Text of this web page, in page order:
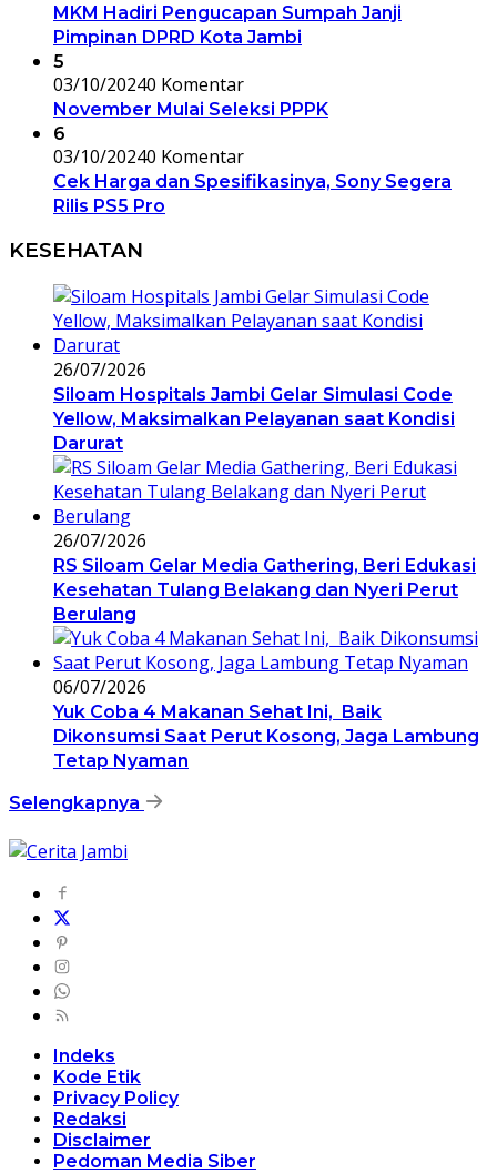
MKM Hadiri Pengucapan Sumpah Janji
Pimpinan DPRD Kota Jambi
5
03/10/20240 Komentar
November Mulai Seleksi PPPK
6
03/10/20240 Komentar
Cek Harga dan Spesifikasinya, Sony Segera
Rilis PS5 Pro
KESEHATAN
26/07/2026
Siloam Hospitals Jambi Gelar Simulasi Code
Yellow, Maksimalkan Pelayanan saat Kondisi
Darurat
26/07/2026
RS Siloam Gelar Media Gathering, Beri Edukasi
Kesehatan Tulang Belakang dan Nyeri Perut
Berulang
06/07/2026
Yuk Coba 4 Makanan Sehat Ini, Baik
Dikonsumsi Saat Perut Kosong, Jaga Lambung
Tetap Nyaman
Selengkapnya
Indeks
Kode Etik
Privacy Policy
Redaksi
Disclaimer
Pedoman Media Siber